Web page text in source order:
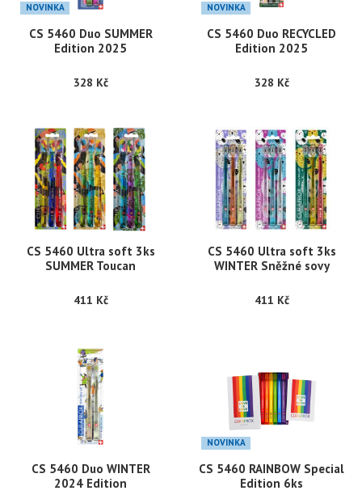
NOVINKA
CS 5460 Duo SUMMER
Edition 2025
328 Kč
NOVINKA
CS 5460 Duo RECYCLED
Edition 2025
328 Kč
CS 5460 Ultra soft 3ks
SUMMER Toucan
411 Kč
CS 5460 Ultra soft 3ks
WINTER Sněžné sovy
411 Kč
CS 5460 Duo WINTER
2024 Edition
NOVINKA
CS 5460 RAINBOW Special
Edition 6ks